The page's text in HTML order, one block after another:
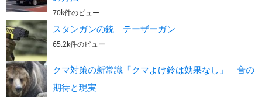
70k件のビュー
スタンガンの銃 テーザーガン
65.2k件のビュー
クマ対策の新常識「クマよけ鈴は効果なし」 音の
期待と現実